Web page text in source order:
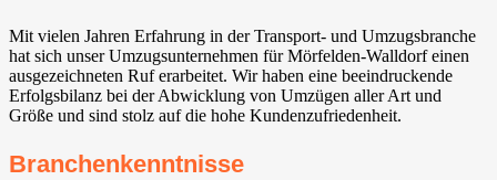
Mit vielen Jahren Erfahrung in der Transport- und Umzugsbranche
hat sich unser Umzugsunternehmen für Mörfelden-Walldorf⁠ einen
ausgezeichneten Ruf erarbeitet. Wir haben eine beeindruckende
Erfolgsbilanz bei der Abwicklung von Umzügen aller Art und
Größe und sind stolz auf die hohe Kundenzufriedenheit.
Branchenkenntnisse